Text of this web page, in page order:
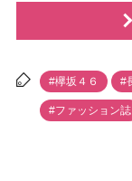
#欅坂４６ #
#ファッション誌